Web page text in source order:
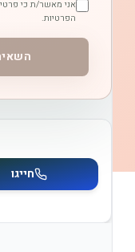
אני מאשר/ת כי
הפרטיות.
חייגו